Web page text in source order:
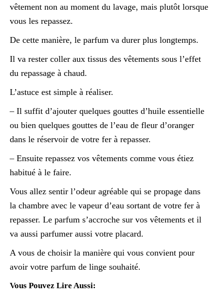
vêtement non au moment du lavage, mais plutôt lorsque
vous les repassez.
De cette manière, le parfum va durer plus longtemps.
Il va rester coller aux tissus des vêtements sous l’effet
du repassage à chaud.
L’astuce est simple à réaliser.
– Il suffit d’ajouter quelques gouttes d’huile essentielle
ou bien quelques gouttes de l’eau de fleur d’oranger
dans le réservoir de votre fer à repasser.
– Ensuite repassez vos vêtements comme vous étiez
habitué à le faire.
Vous allez sentir l’odeur agréable qui se propage dans
la chambre avec le vapeur d’eau sortant de votre fer à
repasser. Le parfum s’accroche sur vos vêtements et il
va aussi parfumer aussi votre placard.
A vous de choisir la manière qui vous convient pour
avoir votre parfum de linge souhaité.
Vous Pouvez Lire Aussi: